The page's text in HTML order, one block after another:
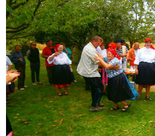
Választási Információk
Nyelv: